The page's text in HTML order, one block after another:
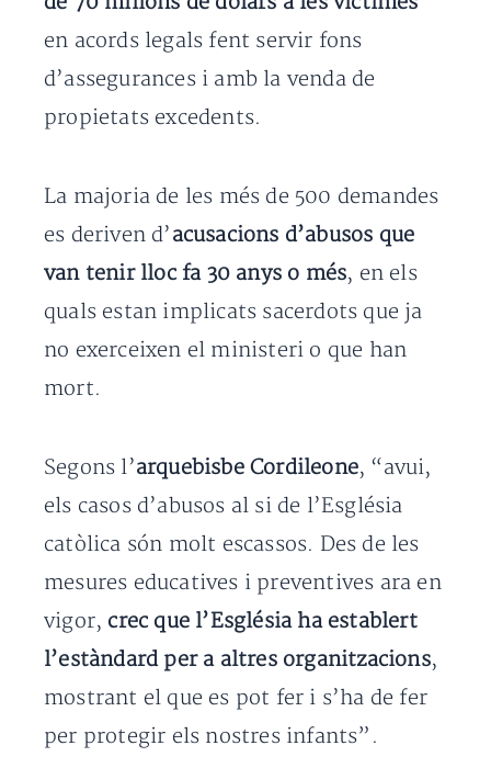
en acords legals fent servir fons
d’assegurances i amb la venda de
propietats excedents.
La majoria de les més de 500 demandes
es deriven d’acusacions d’abusos que
van tenir lloc fa 30 anys o més, en els
quals estan implicats sacerdots que ja
no exerceixen el ministeri o que han
mort.
Segons l’arquebisbe Cordileone, “avui,
els casos d’abusos al si de l’Església
catòlica són molt escassos. Des de les
mesures educatives i preventives ara en
vigor, crec que l’Església ha establert
l’estàndard per a altres organitzacions,
mostrant el que es pot fer i s’ha de fer
per protegir els nostres infants”.